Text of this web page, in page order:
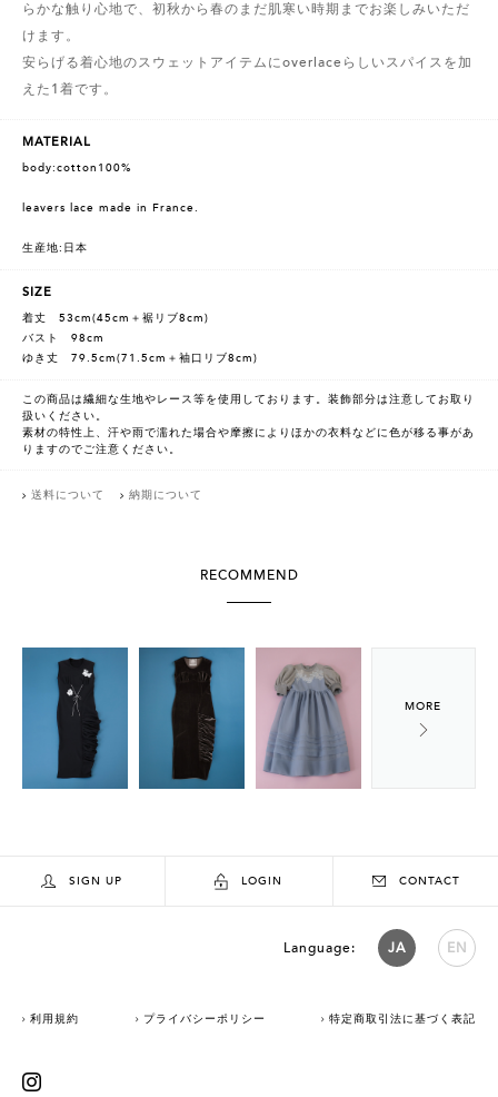
らかな触り心地で、初秋から春のまだ肌寒い時期までお楽しみいただ
けます。
安らげる着心地のスウェットアイテムにoverlaceらしいスパイスを加
えた1着です。
MATERIAL
body:cotton100%
leavers lace made in France.
生産地:日本
SIZE
着丈 53cm(45cm＋裾リブ8cm)
バスト 98cm
ゆき丈 79.5cm(71.5cm＋袖口リブ8cm)
この商品は繊細な生地やレース等を使用しております。装飾部分は注意してお取り
扱いください。
素材の特性上、汗や雨で濡れた場合や摩擦によりほかの衣料などに色が移る事があ
りますのでご注意ください。
送料について 納期について
RECOMMEND
SIGN UP LOGIN CONTACT
Language: JA EN
利用規約 プライバシーポリシー 特定商取引法に基づく表記